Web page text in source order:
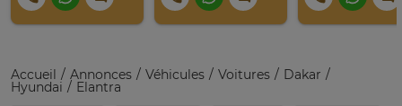
Accueil Annonces Véhicules Voitures Dakar
Hyundai
Elantra